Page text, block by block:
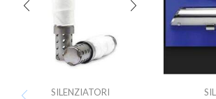
SILENZIATORI